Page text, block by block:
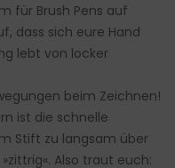
für Brush Pens auf
dass sich eure Hand
lebt von locker
beim Zeichnen!
ist die schnelle
Stift zu langsam über
Also traut euch: